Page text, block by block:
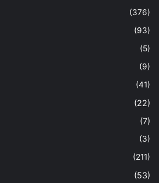
(376)
(93)
(5)
(9)
(41)
(22)
(7)
(3)
(211)
(53)